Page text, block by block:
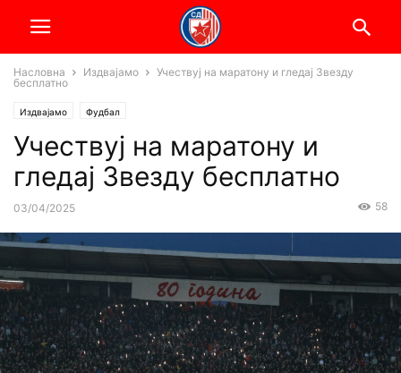
Насловна Издвајамо
Учествуј на маратону и гледај Звезду
бесплатно
Издвајамо Фудбал
Учествуј на маратону и
гледај Звезду бесплатно
03/04/2025 58